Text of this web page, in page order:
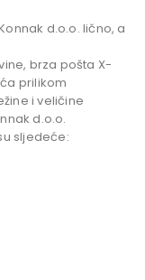
d.o.o. lično, a
brza pošta X-
prilikom
i veličine
d.o.o.
sljedeće: